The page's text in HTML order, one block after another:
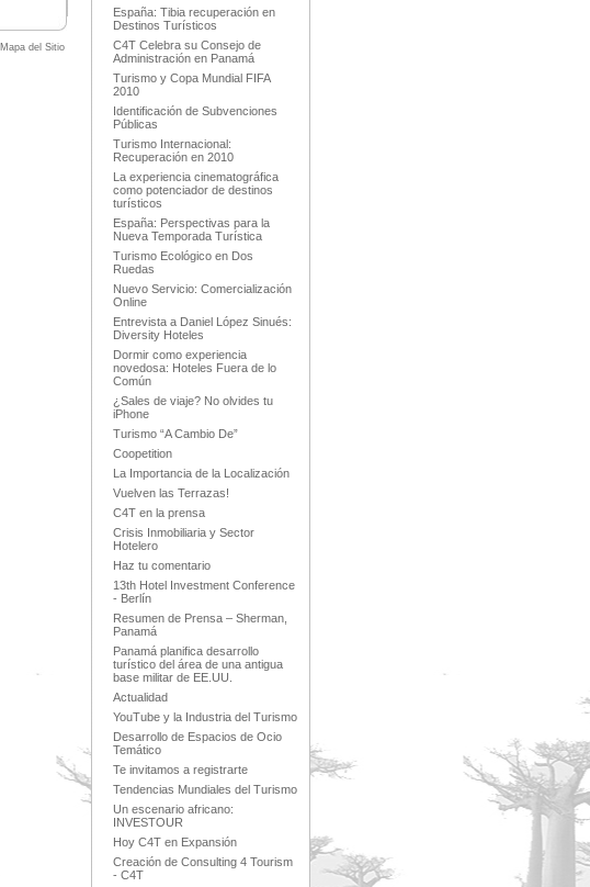
Mapa del Sitio
España: Tibia recuperación en
Destinos Turísticos
C4T Celebra su Consejo de
Administración en Panamá
Turismo y Copa Mundial FIFA
2010
Identificación de Subvenciones
Públicas
Turismo Internacional:
Recuperación en 2010
La experiencia cinematográfica
como potenciador de destinos
turísticos
España: Perspectivas para la
Nueva Temporada Turística
Turismo Ecológico en Dos
Ruedas
Nuevo Servicio: Comercialización
Online
Entrevista a Daniel López Sinués:
Diversity Hoteles
Dormir como experiencia
novedosa: Hoteles Fuera de lo
Común
¿Sales de viaje? No olvides tu
iPhone
Turismo “A Cambio De”
Coopetition
La Importancia de la Localización
Vuelven las Terrazas!
C4T en la prensa
Crisis Inmobiliaria y Sector
Hotelero
Haz tu comentario
13th Hotel Investment Conference
- Berlín
Resumen de Prensa – Sherman,
Panamá
Panamá planifica desarrollo
turístico del área de una antigua
base militar de EE.UU.
Actualidad
YouTube y la Industria del Turismo
Desarrollo de Espacios de Ocio
Temático
Te invitamos a registrarte
Tendencias Mundiales del Turismo
Un escenario africano:
INVESTOUR
Hoy C4T en Expansión
Creación de Consulting 4 Tourism
- C4T